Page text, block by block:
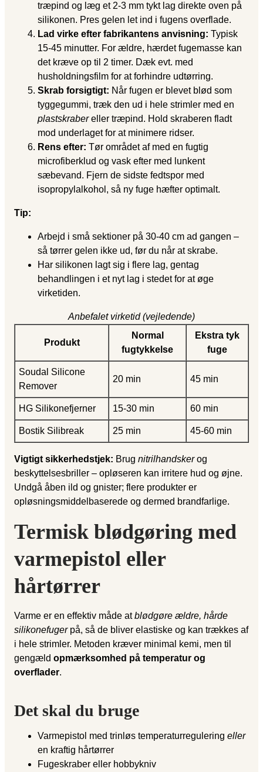
træpind og læg et 2-3 mm tykt lag direkte oven på
silikonen. Pres gelen let ind i fugens overflade.
Lad virke efter fabrikantens anvisning: Typisk
15-45 minutter. For ældre, hærdet fugemasse kan
det kræve op til 2 timer. Dæk evt. med
husholdningsfilm for at forhindre udtørring.
Skrab forsigtigt: Når fugen er blevet blød som
tyggegummi, træk den ud i hele strimler med en
plastskrabereller træpind. Hold skraberen fladt
mod underlaget for at minimere ridser.
Rens efter: Tør området af med en fugtig
microfiberklud og vask efter med lunkent
sæbevand. Fjern de sidste fedtspor med
isopropylalkohol, så ny fuge hæfter optimalt.
Tip:
Arbejd i små sektioner på 30-40 cm ad gangen –
så tørrer gelen ikke ud, før du når at skrabe.
Har silikonen lagt sig i flere lag, gentag
behandlingen i et nyt lag i stedet for at øge
virketiden.
Anbefalet virketid (vejledende)
Produkt
Normal
fugtykkelse
Ekstra tyk
fuge
Soudal Silicone
Remover
20 min 45 min
HG Silikonefjerner 15-30 min 60 min
Bostik Silibreak 25 min 45-60 min
Vigtigt sikkerhedstjek: Brug nitrilhandskerog
beskyttelsesbriller – opløseren kan irritere hud og øjne.
Undgå åben ild og gnister; flere produkter er
opløsningsmiddelbaserede og dermed brandfarlige.
Termisk blødgøring med
varmepistol eller
hårtørrer
Varme er en effektiv måde atblødgøre ældre, hårde
silikonefugerpå, så de bliver elastiske og kan trækkes af
i hele strimler. Metoden kræver minimal kemi, men til
gengæld opmærksomhed på temperatur og
overflader.
Det skal du bruge
Varmepistol med trinløs temperaturregulering eller
en kraftig hårtørrer
Fugeskraber eller hobbykniv